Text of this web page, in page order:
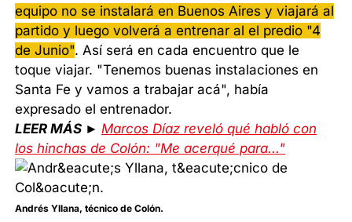
equipo no se instalará en Buenos Aires y viajará al
partido y luego volverá a entrenar al el predio "4
de Junio". Así será en cada encuentro que le
toque viajar. "Tenemos buenas instalaciones en
Santa Fe y vamos a trabajar acá", había
expresado el entrenador.
LEER MÁS ► Marcos Díaz reveló qué habló con
los hinchas de Colón: "Me acerqué para..."
Andrés Yllana, técnico de Colón.